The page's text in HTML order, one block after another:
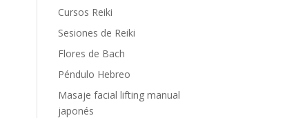
Cursos Reiki
Sesiones de Reiki
Flores de Bach
Péndulo Hebreo
Masaje facial lifting manual
japonés